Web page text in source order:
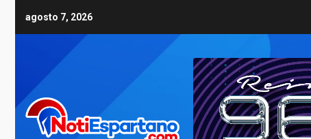
agosto 7, 2026